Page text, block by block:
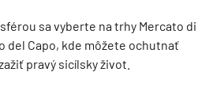
sa vyberte na trhy Mercato di
del Capo, kde môžete ochutnať
pravý sicílsky život.